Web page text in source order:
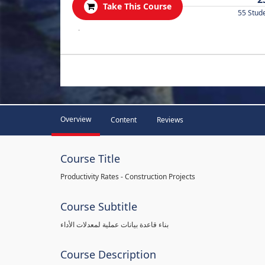
Take This Course
55
.
Overview Content Reviews
Course Title
Productivity Rates - Construction Projects
Course Subtitle
بناء قاعدة بيانات عملية لمعدلات الأداء
Course Description